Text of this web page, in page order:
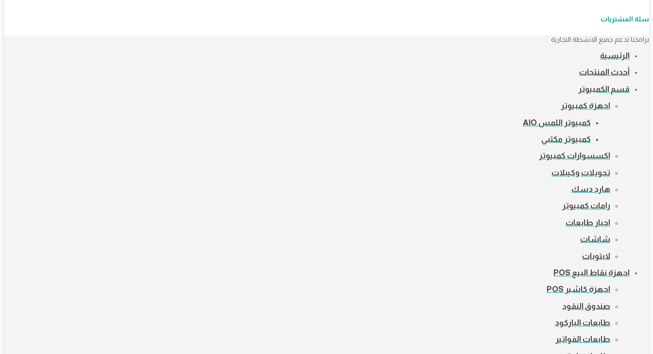
سلة المشتريات
برامجنا تدعم جميع الانشطة التجارية
الرئيسية
أحدث المنتجات
قسم الكمبيوتر
اجهزة كمبيوتر
كمبيوتر اللمس AIO
كمبيوتر مكتبي
اكسسوارات كمبيوتر
تحويلات وكيبلات
هارد دسك
رامات كمبيوتر
احبار طابعات
شاشات
لابتوبات
اجهزة نقاط البيع POS
اجهزة كاشير POS
صندوق النقود
طابعات الباركود
طابعات الفواتير